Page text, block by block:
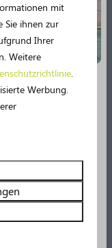
met gehakte
indien gewenst
elke portie.
lokale
in
Wasserspaß im
49 m lange
an!
mit
Sie ihnen zur
Ihrer
Weitere
.
Werbung.